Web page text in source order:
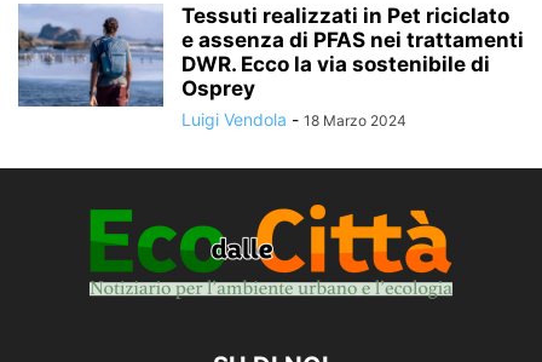
Tessuti realizzati in Pet riciclato
e assenza di PFAS nei trattamenti
DWR. Ecco la via sostenibile di
Osprey
Luigi Vendola - 18 Marzo 2024